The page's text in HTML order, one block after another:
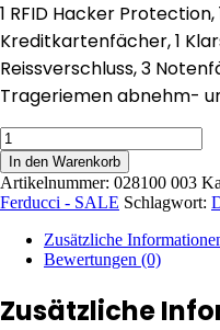
1 RFID Hacker Protection,
Kreditkartenfächer, 1
Reissverschluss, 3
Trageriemen abnehm-
Damen
Geldbörse,
breit
-
mobile
bag,
RFID
Menge
In den Warenkorb
Artikelnummer: 028100 003
Ferducci - SALE Schlagwort:
Zusätzliche
Bewertungen (0)
Zusätzliche